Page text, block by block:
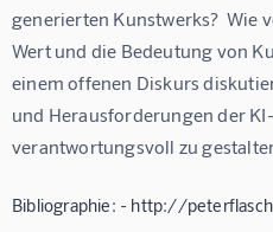
generierten Kunstwerks?  Wie
Wert und die Bedeutung von
einem offenen Diskurs
und Herausforderungen der
verantwortungsvoll zu
Bibliographie: - http://